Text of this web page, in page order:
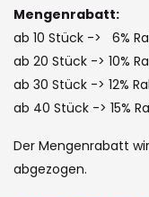
Mengenrabatt:
ab 10 Stück -> 6%
ab 20 Stück -> 10%
ab 30 Stück -> 12%
ab 40 Stück -> 15%
Der Mengenrabatt
abgezogen.